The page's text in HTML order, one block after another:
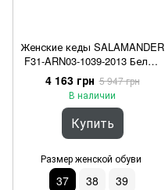
Женские кеды SALAMANDER
F31-ARN03-1039-2013 Белый
37
4 163 грн 5 947 грн
В наличии
Купить
Размер женской обуви
37 38 39